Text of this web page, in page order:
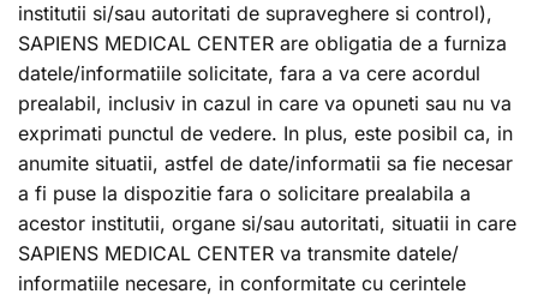
institutii si/sau autoritati de supraveghere si control),
SAPIENS MEDICAL CENTER are obligatia de a furniza
datele/informatiile solicitate, fara a va cere acordul
prealabil, inclusiv in cazul in care va opuneti sau nu va
exprimati punctul de vedere. In plus, este posibil ca, in
anumite situatii, astfel de date/informatii sa fie necesar
a fi puse la dispozitie fara o solicitare prealabila a
acestor institutii, organe si/sau autoritati, situatii in care
SAPIENS MEDICAL CENTER va transmite datele/
informatiile necesare, in conformitate cu cerintele